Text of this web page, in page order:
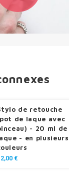
de retouche
de laque avec
- 20 ml de
- en plusieurs
€